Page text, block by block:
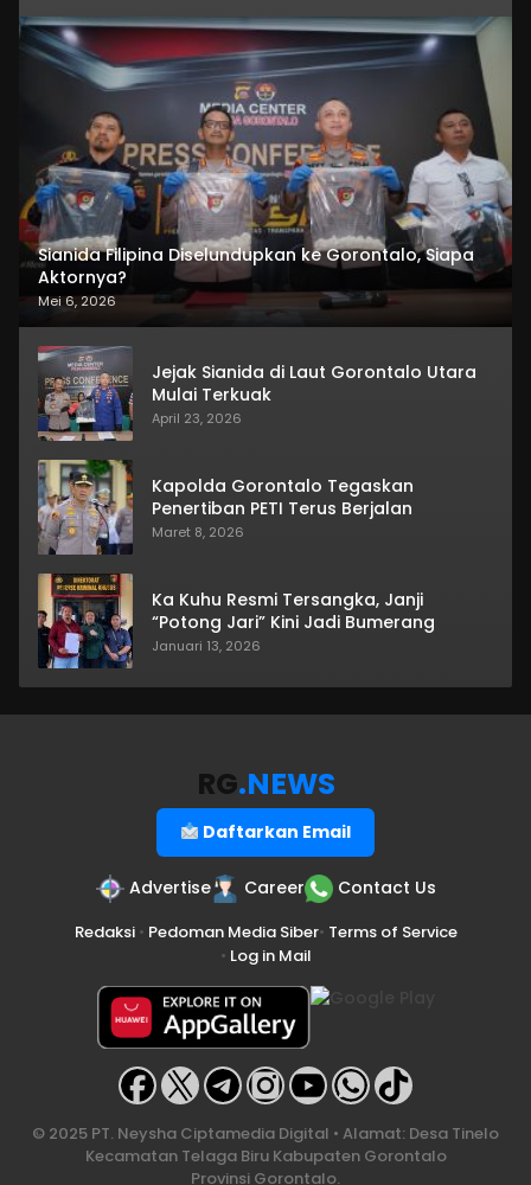
Sianida Filipina Diselundupkan ke Gorontalo, Siapa
Aktornya?
Mei 6, 2026
Jejak Sianida di Laut Gorontalo Utara
Mulai Terkuak
April 23, 2026
Kapolda Gorontalo Tegaskan
Penertiban PETI Terus Berjalan
Maret 8, 2026
Ka Kuhu Resmi Tersangka, Janji
“Potong Jari” Kini Jadi Bumerang
Januari 13, 2026
RG.NEWS
Daftarkan Email
Advertise Career Contact Us
Redaksi• Pedoman Media Siber• Terms of Service
• Log in Mail
© 2025 PT. Neysha Ciptamedia Digital • Alamat: Desa Tinelo
Kecamatan Telaga Biru Kabupaten Gorontalo
Provinsi Gorontalo.